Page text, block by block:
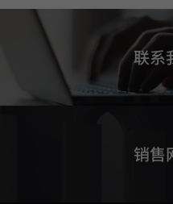
联系
销售